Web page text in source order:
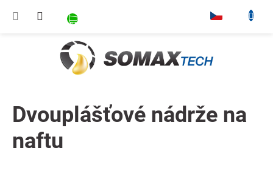
NÁKUPNÍ KOŠÍK
Dvouplášťové nádrže na
naftu